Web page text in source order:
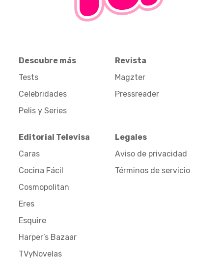
Descubre más
Tests
Celebridades
Pelis y Series
Revista
Magzter
Pressreader
Editorial Televisa
Caras
Cocina Fácil
Cosmopolitan
Eres
Esquire
Harper’s Bazaar
TVyNovelas
Legales
Aviso de privacidad
Términos de servicio